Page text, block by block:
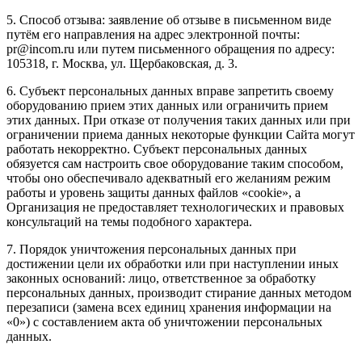
5. Способ отзыва: заявление об отзыве в письменном виде
путём его направления на адрес электронной почты:
pr@incom.ru или путем письменного обращения по адресу:
105318, г. Москва, ул. Щербаковская, д. 3.
6. Субъект персональных данных вправе запретить своему
оборудованию прием этих данных или ограничить прием
этих данных. При отказе от получения таких данных или при
ограничении приема данных некоторые функции Сайта могут
работать некорректно. Субъект персональных данных
обязуется сам настроить свое оборудование таким способом,
чтобы оно обеспечивало адекватный его желаниям режим
работы и уровень защиты данных файлов «cookie», а
Организация не предоставляет технологических и правовых
консультаций на темы подобного характера.
7. Порядок уничтожения персональных данных при
достижении цели их обработки или при наступлении иных
законных оснований: лицо, ответственное за обработку
персональных данных, производит стирание данных методом
перезаписи (замена всех единиц хранения информации на
«0») с составлением акта об уничтожении персональных
данных.